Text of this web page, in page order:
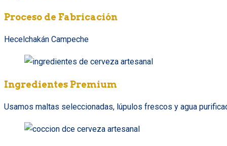
Proceso de Fabricación
Hecelchakán Campeche
Ingredientes Premium
Usamos maltas seleccionadas, lúpulos frescos y agua